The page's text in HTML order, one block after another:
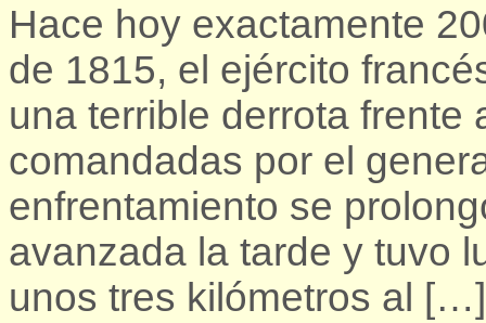
Hace hoy exactamente
de 1815, el ejército
una terrible derrota frente
comandadas por el
enfrentamiento se
avanzada la tarde y tuvo
unos tres kilómetros al […]